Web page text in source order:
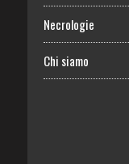
Necrologie
Chi siamo